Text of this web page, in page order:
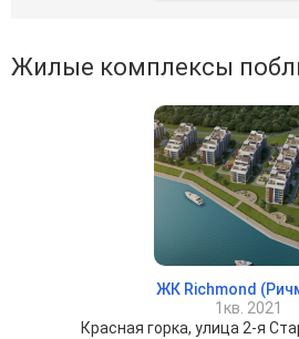
Жилые комплексы
ЖК Richmond
1кв. 2021
Красная горка, улица 2-я